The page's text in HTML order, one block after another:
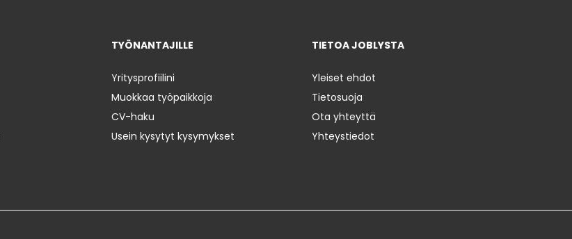
TYÖNANTAJILLE
Yritysprofiilini
Muokkaa työpaikkoja
CV-haku
Usein kysytyt kysymykset
TIETOA JOBLYSTA
Yleiset ehdot
Tietosuoja
Ota yhteyttä
Yhteystiedot